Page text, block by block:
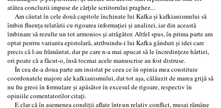
atâtea concluzii impuse de cărţile scriitorului praghez...
Am căutat în cele două capitole închinate lui Kafka şi kafkianismului să
îmbin fluenţa relatării cu rigoarea informaţiei şi analizei, iar din această
îmbinare să rezulte un tot armonios şi atrăgător. Altfel spus, în prima parte am
optat pentru varianta epistolară, atribuindu-i lui Kafka gânduri şi idei care
precis că l-au frământat, dar pe care n-a mai apucat să le încredinţeze hârtiei,
ori poate că a făcut-o, însă tocmai acele manuscrise au fost distruse.
În cea de-a doua parte am insistat pe ceea ce în opinia mea constituie
coordonatele majore ale kafkianismului, dat tot aşa, călăuzit de marea grijă să
nu fiu greoi în formulare şi apăsător în excesul de rigoare, respectiv în
opiniile comentatorilor citaţi.
E clar că în asemenea condiţii aflate într-un relativ conflict, musai rămâne